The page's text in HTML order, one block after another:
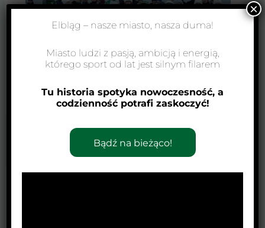
Poprzedni Wpis Następny Wpis
Elbląg – nasze miasto, nasza duma!
Miasto ludzi z pasją, ambicją i energią,
którego sport od lat jest silnym filarem
Tu historia spotyka nowoczesność, a
codzienność potrafi zaskoczyć!
Bądź na bieżąco!
×